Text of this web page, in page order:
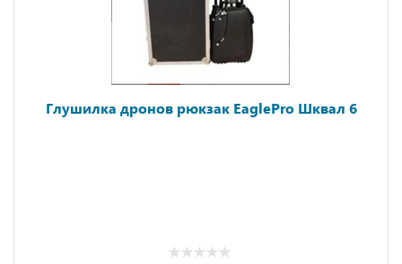
Глушилка дронов рюкзак EaglePro Шквал 6